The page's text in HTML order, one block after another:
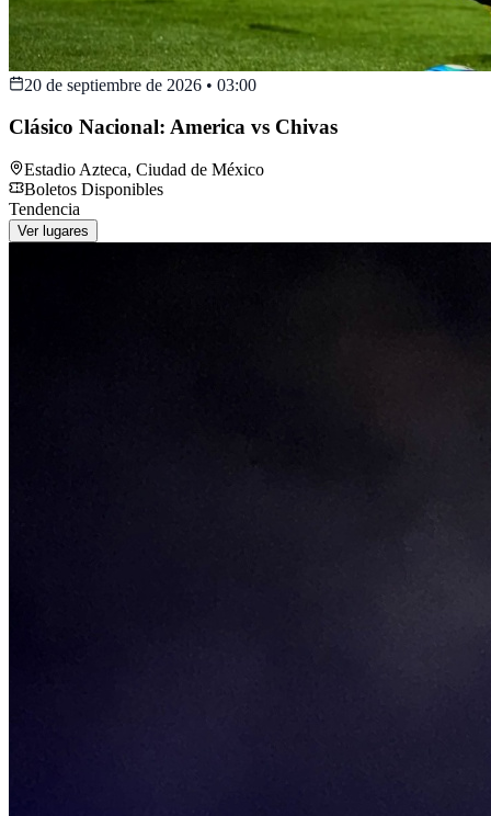
20 de septiembre de 2026 • 03:00
Clásico Nacional: America vs Chivas
Estadio Azteca, Ciudad de México
Boletos Disponibles
Tendencia
Ver lugares